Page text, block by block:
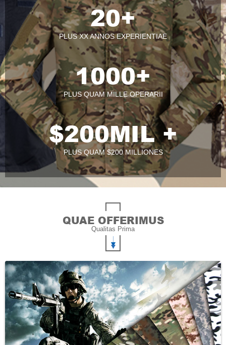
20+
PLUS XX ANNOS EXPERIENTIAE
1000+
PLUS QUAM MILLE OPERARII
$200MIL +
PLUS QUAM $200 MILLIONES
QUAE OFFERIMUS
Qualitas Prima